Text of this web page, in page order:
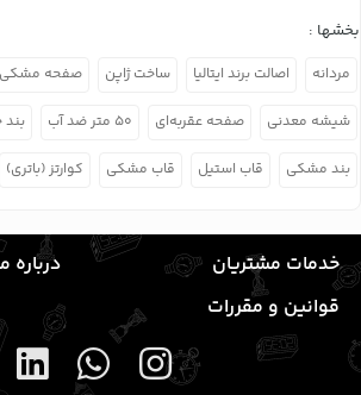
بخشها :
مردانه اصالت برند ایتالیا ساخت ژاپن صفحه مشکی
شیشه معدنی صفحه عقربه‌ای ۵۰ متر ضد آب بند
بند مشکی قاب استیل قاب مشکی کوارتز (باتری)
خدمات مشتریان
درباره
قوانین و مقررات